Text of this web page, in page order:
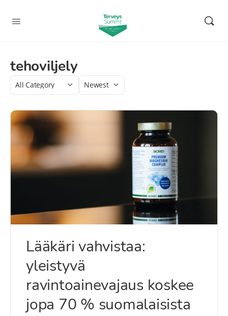
tehoviljely
Category
Sort
Lääkäri vahvistaa:
yleistyvä
ravintoainevajaus koskee
jopa 70 % suomalaisista